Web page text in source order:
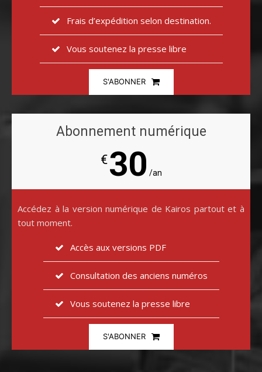
Frais d’expédition selon destination.
Vous soutenez la presse libre
S'ABONNER
Abonnement numérique
€30 /an
Accédez à la version numérique de Kairos partout et à
tout moment.
Accès aux versions PDF
Consultation des anciens numéros
Vous soutenez la presse libre
S'ABONNER